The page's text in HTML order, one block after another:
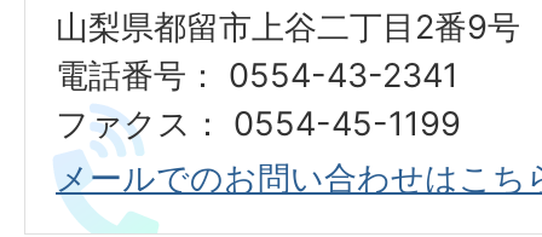
山梨県都留市上谷二丁目2番9号
電話番号： 0554-43-2341
ファクス： 0554-45-1199
メールでのお問い合わせはこち